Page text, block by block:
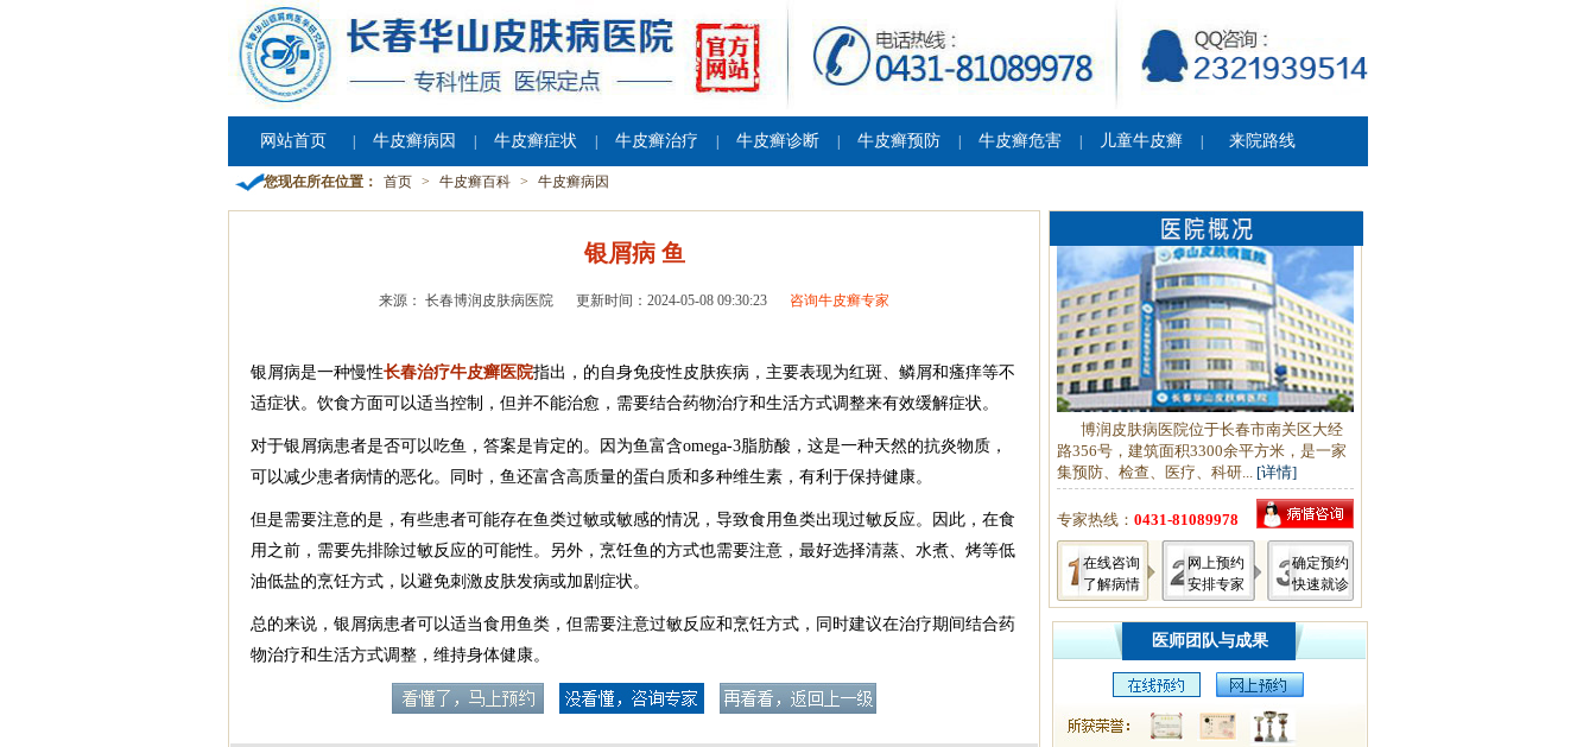
网站首页 牛皮癣病因 牛皮癣症状 牛皮癣治疗 牛皮癣诊断 牛皮癣预防 牛皮癣危害 儿童牛皮癣 来院路线
您现在所在位置： 首页 > 牛皮癣百科 > 牛皮癣病因
银屑病 鱼
来源： 长春博润皮肤病医院 更新时间：2024-05-08 09:30:23 咨询牛皮癣专家
银屑病是一种慢性长春治疗牛皮癣医院指出，的自身免疫性皮肤疾病，主要表现为红斑、鳞屑和瘙痒等不
适症状。饮食方面可以适当控制，但并不能治愈，需要结合药物治疗和生活方式调整来有效缓解症状。
对于银屑病患者是否可以吃鱼，答案是肯定的。因为鱼富含omega-3脂肪酸，这是一种天然的抗炎物质，
可以减少患者病情的恶化。同时，鱼还富含高质量的蛋白质和多种维生素，有利于保持健康。
但是需要注意的是，有些患者可能存在鱼类过敏或敏感的情况，导致食用鱼类出现过敏反应。因此，在食
用之前，需要先排除过敏反应的可能性。另外，烹饪鱼的方式也需要注意，最好选择清蒸、水煮、烤等低
油低盐的烹饪方式，以避免刺激皮肤发病或加剧症状。
总的来说，银屑病患者可以适当食用鱼类，但需要注意过敏反应和烹饪方式，同时建议在治疗期间结合药
物治疗和生活方式调整，维持身体健康。
博润皮肤病医院位于长春市南关区大经
路356号，建筑面积3300余平方米，是一家
集预防、检查、医疗、科研... [详情]
专家热线： 0431-81089978
在线咨询
了解病情
网上预约
安排专家
确定预约
快速就诊
医师团队与成果